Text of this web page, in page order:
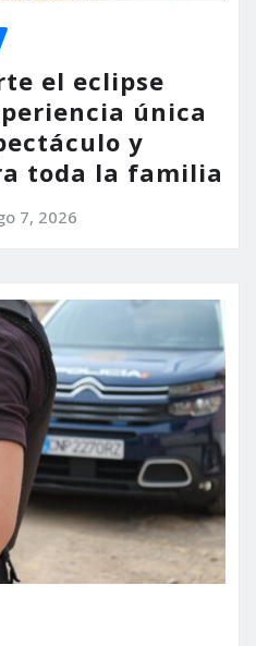
el eclipse
única
y
toda la familia
7, 2026